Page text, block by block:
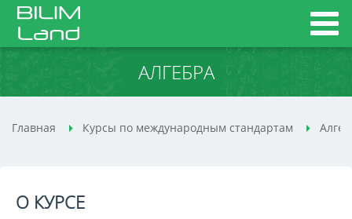
АЛГЕБРА
Главная Курсы по международным стандартам
О КУРСЕ